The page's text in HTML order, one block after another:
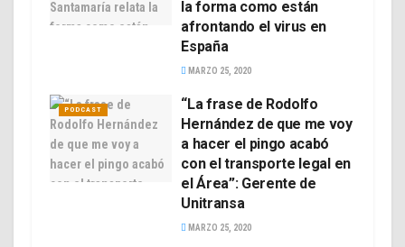
la forma como están
afrontando el virus en
España
MARZO 25, 2020
PODCAST
“La frase de Rodolfo
Hernández de que me voy
a hacer el pingo acabó
con el transporte legal en
el Área”: Gerente de
Unitransa
MARZO 25, 2020